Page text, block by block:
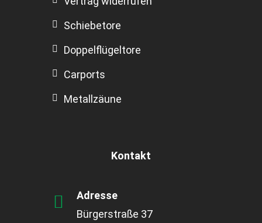
Schiebetore
Doppelflügeltore
Carports
Metallzäune
Kontakt
Adresse
Bürgerstraße 37